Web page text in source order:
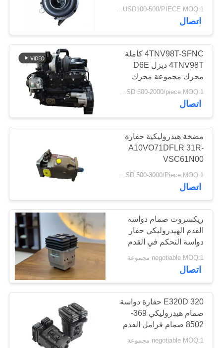
صمام دواسة القدم
حفارة
48
حفار مضخة هيدروليّ
371
حفار جزء هيدروليّ
492
567-2
USD100-500/PIECE MOQ:1 قطعة
اتصال
4TNV98T-SFNC كاملة
4TNV98T ديزل D6E
محرك مجموعة محرك
Assy للحفارة الصغيرة
USD 500-2000/piece MOQ:1 قطعة
اتصال
مضخة هيدروليكية حفارة
A10VO71DFLR 31R-
VSC61N00
اتصال
ريكسروث صمام دواسة
القدم الهيدروليكي حفار
دواسة التحكم في القدم
negotiable MOQ:1 مجموعة
اتصال
320 E320D حفارة دواسة
صمام هيدروليكي 369-
8502 صمام فرامل القدم
3698502R صمام القدم
negotiable MOQ:1 مجموعة